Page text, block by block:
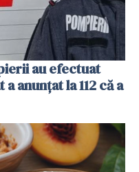
au efectuat
anunțat la 112 că a